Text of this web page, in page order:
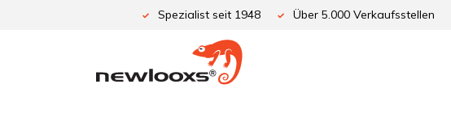
Spezialist seit 1948 Über 5.000 Verkaufsstellen